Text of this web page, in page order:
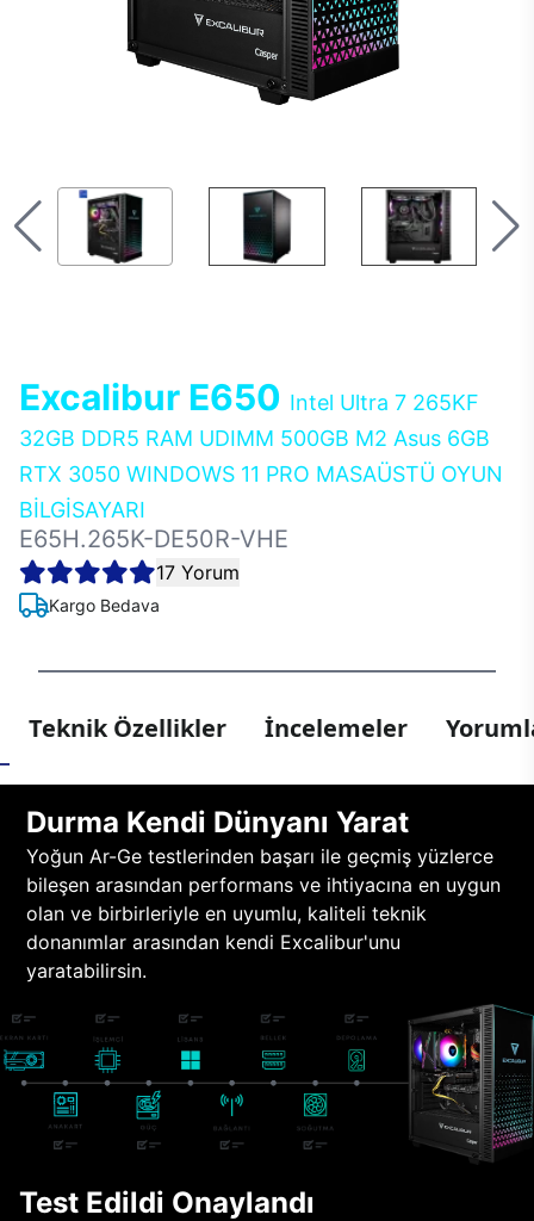
Excalibur E650 Intel Ultra 7 265KF
32GB DDR5 RAM UDIMM 500GB M2 Asus 6GB
RTX 3050 WINDOWS 11 PRO MASAÜSTÜ OYUN
BİLGİSAYARI
E65H.265K-DE50R-VHE
17 Yorum
Kargo Bedava
Teknik Özellikler İncelemeler
Durma Kendi Dünyanı Yarat
Yoğun Ar-Ge testlerinden başarı ile geçmiş yüzlerce
bileşen arasından performans ve ihtiyacına en uygun
olan ve birbirleriyle en uyumlu, kaliteli teknik
donanımlar arasından kendi Excalibur'unu
yaratabilirsin.
Test Edildi Onaylandı